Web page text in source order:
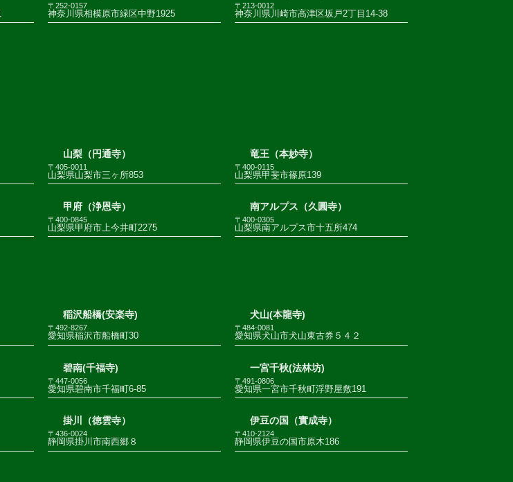
〒252-0157
神奈川県相模原市緑区中野1925
〒213-0012
神奈川県川崎市高津区坂戸2丁目14-38
山梨（円通寺）
〒405-0011
山梨県山梨市三ヶ所853
竜王（本妙寺）
〒400-0115
山梨県甲斐市篠原139
甲府（浄恩寺）
〒400-0845
山梨県甲府市上今井町2275
南アルプス（久圓寺）
〒400-0305
山梨県南アルプス市十五所474
稲沢船橋(安楽寺)
〒492-8267
愛知県稲沢市船橋町30
犬山(本龍寺)
〒484-0081
愛知県犬山市犬山東古券５４２
碧南(千福寺)
〒447-0056
愛知県碧南市千福町6-85
一宮千秋(法林坊)
〒491-0806
愛知県一宮市千秋町浮野屋敷191
掛川（徳雲寺）
〒436-0024
静岡県掛川市南西郷８
伊豆の国（實成寺）
〒410-2124
静岡県伊豆の国市原木186